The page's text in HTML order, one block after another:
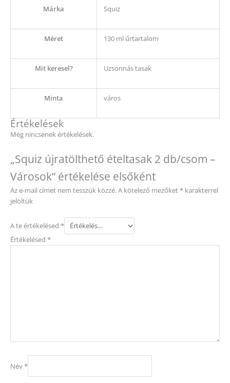
Márka Squiz
Méret 130 ml űrtartalom
Mit keresel? Uzsonnás tasak
Minta város
Értékelések
Még nincsenek értékelések.
„Squiz újratölthető ételtasak 2 db/csom –
Városok” értékelése elsőként
Az e-mail címet nem tesszük közzé.A kötelező mezőket* karakterrel
jelöltük
A te értékelésed *
Értékelésed *
Név*